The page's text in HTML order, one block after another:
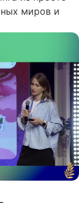
миров и